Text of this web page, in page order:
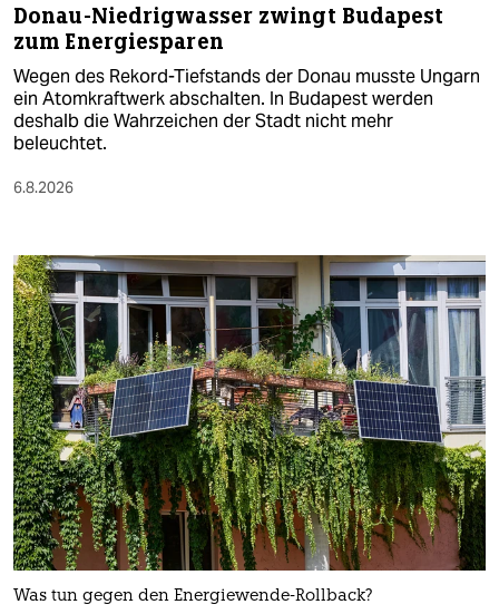
Donau-Niedrigwasser zwingt Budapest
zum Energiesparen
Wegen des Rekord-Tiefstands der Donau musste Ungarn
ein Atomkraftwerk abschalten. In Budapest werden
deshalb die Wahrzeichen der Stadt nicht mehr
beleuchtet.
6.8.2026
Was tun gegen den Energiewende-Rollback?